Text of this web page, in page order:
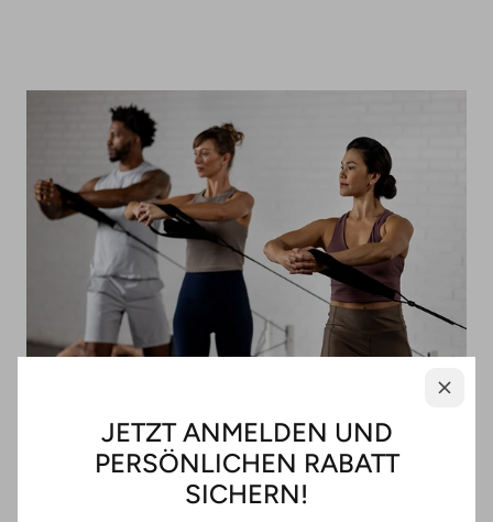
JETZT ANMELDEN UND
PERSÖNLICHEN RABATT
SICHERN!